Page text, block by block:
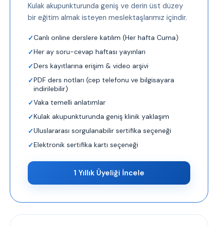
Kulak akupunkturunda geniş ve derin üst düzey
bir eğitim almak isteyen meslektaşlarımız içindir.
Canlı online derslere katılım (Her hafta Cuma)
Her ay soru-cevap haftası yayınları
Ders kayıtlarına erişim & video arşivi
PDF ders notları (cep telefonu ve bilgisayara
indirilebilir)
Vaka temelli anlatımlar
Kulak akupunkturunda geniş klinik yaklaşım
Uluslararası sorgulanabilir sertifika seçeneği
Elektronik sertifika kartı seçeneği
1 Yıllık Üyeliği İncele